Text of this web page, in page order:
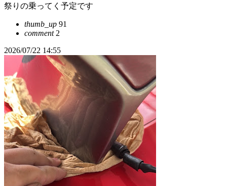
祭りの乗ってく予定です
thumb_up 91
comment2
2026/07/22 14:55